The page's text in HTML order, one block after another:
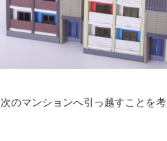
のマンションへ引っ越すことを考